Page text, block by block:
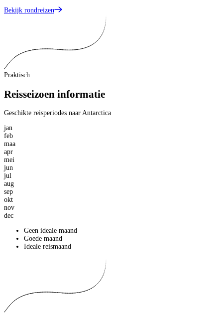
Bekijk rondreizen
Praktisch
Reisseizoen informatie
Geschikte reisperiodes naar Antarctica
jan
feb
maa
apr
mei
jun
jul
aug
sep
okt
nov
dec
Geen ideale maand
Goede maand
Ideale reismaand